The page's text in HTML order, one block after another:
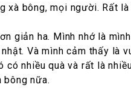
xà bông, mọi người. Rất là
giản ha. Mình nhớ là
Và mình cảm thấy là
có nhiều quà và rất là
bông nữa.